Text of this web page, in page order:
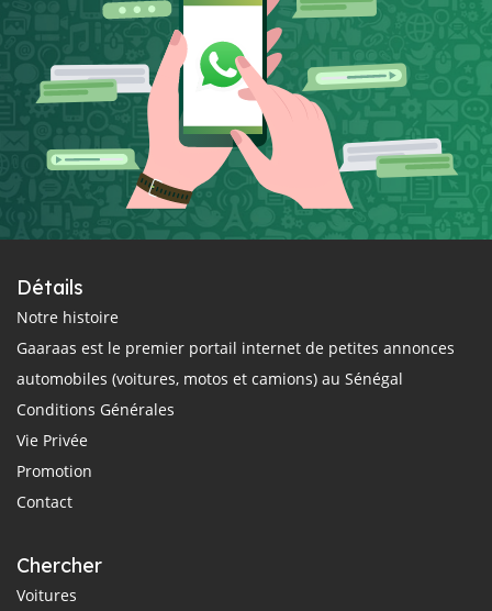
Détails
Notre histoire
Gaaraas est le premier portail internet de petites annonces
automobiles (voitures, motos et camions) au Sénégal
Conditions Générales
Vie Privée
Promotion
Contact
Chercher
Voitures